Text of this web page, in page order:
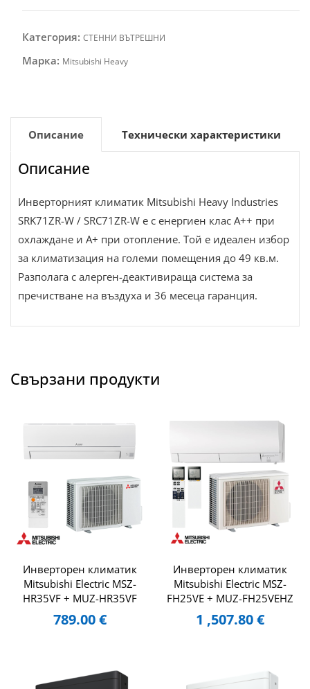
Категория: СТЕННИ ВЪТРЕШНИ
Марка: Mitsubishi Heavy
Описание Технически характеристики
Описание
Инверторният климатик Mitsubishi Heavy Industries
SRK71ZR-W / SRC71ZR-W е с енергиен клас А++ при
охлаждане и А+ при отопление. Той е идеален избор
за климатизация на големи помещения до 49 кв.м.
Разполага с алерген-деактивираща система за
пречистване на въздуха и 36 месеца гаранция.
Свързани продукти
Инверторен климатик
Mitsubishi Electric MSZ-
HR35VF + MUZ-HR35VF
789.00€
Инверторен климатик
Mitsubishi Electric MSZ-
FH25VE + MUZ-FH25VEHZ
1 ,507.80€